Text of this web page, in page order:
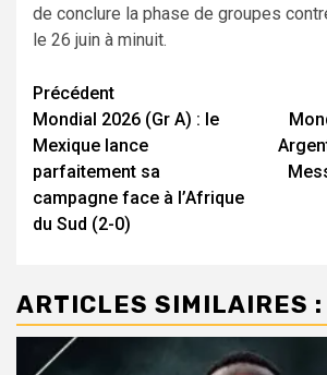
de conclure la phase de groupes
le 26 juin à minuit.
Navigation
d’article
Précédent
Mondial 2026 (Gr A) : le
Mexique lance
parfaitement sa
campagne face à l’Afrique
du Sud (2-0)
ARTICLES SIMILAIRES :